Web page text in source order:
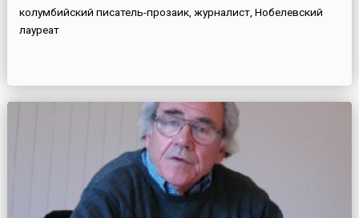
колумбийский писатель-прозаик, журналист, Нобелевский
лауреат